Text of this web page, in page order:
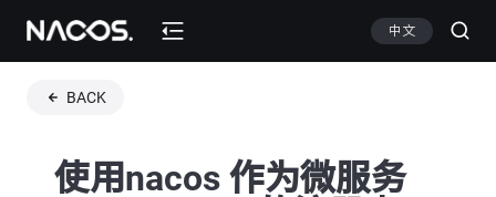
中文
BACK
使用nacos 作为微服务